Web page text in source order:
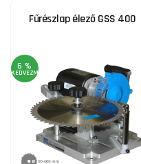
Fűrészlap élező GSS 400
6 %
KEDVEZMÉNY